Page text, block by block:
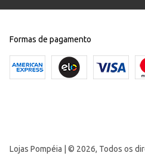
Formas de pagamento
Lojas Pompéia | © 2026, Todos os